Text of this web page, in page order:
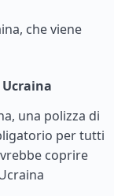
che viene
una polizza di
per tutti
coprire